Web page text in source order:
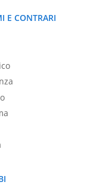
E CONTRARI